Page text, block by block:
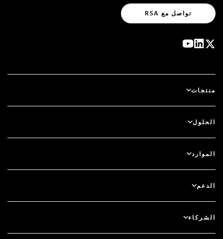
تواصل مع RSA
منتجات
سكيور آي دي (SecurID)
الحلول
المصادقة متعددة العوامل
الخدمات المالية
الموارد
المدونة
الدعم
دعم العملاء
الشركاء